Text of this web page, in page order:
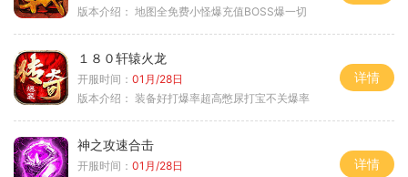
版本介绍： 地图全免费小怪爆充值BOSS爆一切
１８０轩辕火龙
开服时间： 01月/28日
版本介绍： 装备好打爆率超高憋尿打宝不关爆率
详情
神之攻速合击
开服时间： 01月/28日
详情